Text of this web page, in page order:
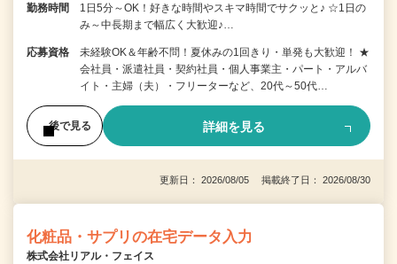
勤務時間
1日5分～OK！好きな時間やスキマ時間でサクッと♪ ☆1日の
み～中長期まで幅広く大歓迎♪…
応募資格
未経験OK＆年齢不問！夏休みの1回きり・単発も大歓迎！ ★
会社員・派遣社員・契約社員・個人事業主・パート・アルバ
イト・主婦（夫）・フリーターなど、20代～50代…
後で見る 詳細を見る
更新日： 2026/08/05 掲載終了日： 2026/08/30
化粧品・サプリの在宅データ入力
株式会社リアル・フェイス